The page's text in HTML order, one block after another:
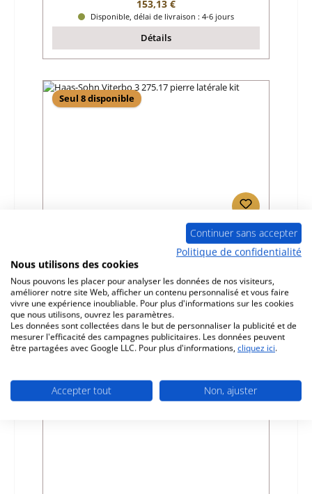
Prix régulier :
153,13 €
Disponible, délai de livraison : 4-6 jours
Détails
Seul 8 disponible
Haas-Sohn Viterbo 3 275.17 pierre latérale
Fabricant:Haas-Sohn
Prix régulier :
216,16 €
Disponible, délai de livraison : 4-6 jours
Détails
Continuer sans accepter
Politique de confidentialité
Nous utilisons des cookies
Nous pouvons les placer pour analyser les données de nos visiteurs,
améliorer notre site Web, afficher un contenu personnalisé et vous faire
vivre une expérience inoubliable. Pour plus d'informations sur les cookies
que nous utilisons, ouvrez les paramètres.
Les données sont collectées dans le but de personnaliser la publicité et de
mesurer l'efficacité des campagnes publicitaires. Les données peuvent
être partagées avec Google LLC. Pour plus d'informations, cliquez ici.
Accepter tout Non, ajuster